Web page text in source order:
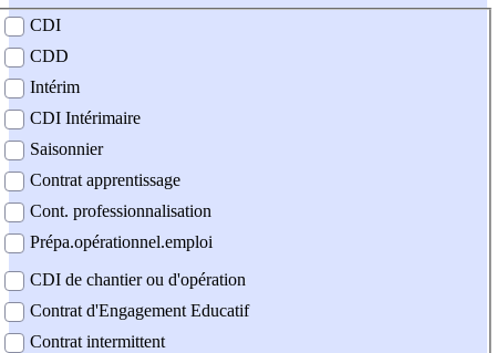
contrat
CDI
CDD
Intérim
CDI Intérimaire
Saisonnier
Contrat apprentissage
Cont. professionnalisation
Prépa.opérationnel.emploi
CDI de chantier ou d'opération
Contrat d'Engagement Educatif
Contrat intermittent